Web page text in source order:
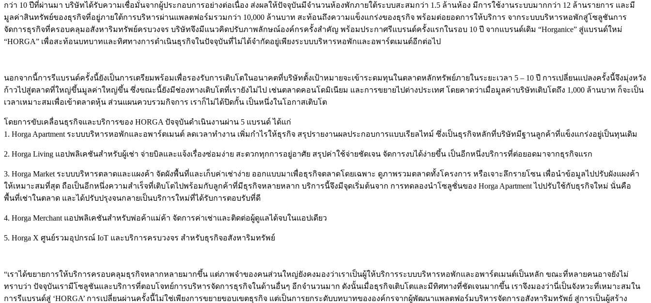
กว่า 10 ปีที่ผ่านมา บริษัทได้รับความเชื่อมั่นจากผู้ประกอบการอย่างต่อเนื่อง ส่งผลให้ปัจจุบันมีจำนวนห้องพักภายใต้ระบบสะสมกว่า 1.5 ล้านห้อง มีการใช้งานระบบมากกว่า 12 ล้านรายการ และมี
มูลค่าสินทรัพย์ของธุรกิจที่อยู่ภายใต้การบริหารผ่านแพลตฟอร์มรวมกว่า 10,000 ล้านบาท สะท้อนถึงความแข็งแกร่งของธุรกิจ พร้อมต่อยอดการให้บริการ จากระบบบริหารหอพักสู่โซลูชันการ
จัดการธุรกิจที่ครอบคลุมอสังหาริมทรัพย์ครบวงจร บริษัทจึงมีแนวคิดปรับภาพลักษณ์องค์กรครั้งสำคัญ พร้อมประกาศรีแบรนด์ครั้งแรกในรอบ 10 ปี จากแบรนด์เดิม “Horganice” สู่แบรนด์ใหม่
“HORGA” เพื่อสะท้อนบทบาทและทิศทางการดำเนินธุรกิจในปัจจุบันที่ไม่ได้จำกัดอยู่เพียงระบบบริหารหอพักและอพาร์ตเมนต์อีกต่อไป
นอกจากนี้การรีแบรนด์ครั้งนี้ยังเป็นการเตรียมพร้อมเพื่อรองรับการเติบโตในอนาคตที่บริษัทตั้งเป้าหมายจะเข้าระดมทุนในตลาดหลักทรัพย์ภายในระยะเวลา 5 – 10 ปี การเปลี่ยนแปลงครั้งนี้จึงมุ่งหวัง
ก้าวไปสู่ตลาดที่ใหญ่ขึ้นมูลค่าใหญ่ขึ้น ซึ่งขณะนี้ยังมีช่องทางเติบโตที่เรายังไม่ไป เช่นตลาดคอนโดมิเนียม และการขยายไปต่างประเทศ โดยคาดว่าเมื่อมูลค่าบริษัทเติบโตถึง 1,000 ล้านบาท ก็จะเป็น
เวลาเหมาะสมเพื่อเข้าตลาดหุ้น ส่วนแผนควบรวมกิจการ เราก็ไม่ได้ปิดกั้น เป็นหนึ่งในโอกาสเติบโต
โดยการขับเคลื่อนธุรกิจและบริการของ HORGA ปัจจุบันดำเนินงานผ่าน 5 แบรนด์ ได้แก่
1. Horga Apartment ระบบบริหารหอพักและอพาร์ตเมนต์ ลดเวลาทำงาน เพิ่มกำไรให้ธุรกิจ สรุปรายงานผลประกอบการแบบเรียลไทม์ ซึ่งเป็นธุรกิจหลักที่บริษัทมีฐานลูกค้าที่แข็งแกร่งอยู่เป็นทุนเดิม
2. Horga Living แอปพลิเคชันสำหรับผู้เช่า จ่ายบิลและแจ้งเรื่องซ่อมง่าย สะดวกทุกการอยู่อาศัย สรุปค่าใช้จ่ายชัดเจน จัดการงบได้ง่ายขึ้น เป็นอีกหนึ่งบริการที่ต่อยอดมาจากธุรกิจแรก
3. Horga Market ระบบบริหารตลาดและแผงค้า จัดผังพื้นที่และเก็บค่าเช่าง่าย ออกแบบมาเพื่อธุรกิจตลาดโดยเฉพาะ ดูภาพรวมตลาดทั้งโครงการ หรือเจาะลึกรายโซน เพื่อนำข้อมูลไปปรับผังแผงค้า
ให้เหมาะสมที่สุด ถือเป็นอีกหนึ่งความสำเร็จที่เติบโตไปพร้อมกับลูกค้าที่มีธุรกิจหลายหลาก บริการนี้จึงมีจุดเริ่มต้นจาก การทดลองนำโซลูชั่นของ Horga Apartment ไปปรับใช้กับธุรกิจใหม่ นั่นคือ
พื้นที่เช่าในตลาด และได้ปรับปรุงจนกลายเป็นบริการใหม่ที่ได้รับการตอบรับที่ดี
4. Horga Merchant แอปพลิเคชันสำหรับพ่อค้าแม่ค้า จัดการค่าเช่าและติดต่อผู้ดูแลได้จบในแอปเดียว
5. Horga X ศูนย์รวมอุปกรณ์ IoT และบริการครบวงจร สำหรับธุรกิจอสังหาริมทรัพย์
“เราได้ขยายการให้บริการครอบคลุมธุรกิจหลากหลายมากขึ้น แต่ภาพจำของคนส่วนใหญ่ยังคงมองว่าเราเป็นผู้ให้บริการระบบบริหารหอพักและอพาร์ตเมนต์เป็นหลัก ขณะที่หลายคนอาจยังไม่
ทราบว่า ปัจจุบันเรามีโซลูชันและบริการที่ตอบโจทย์การบริหารจัดการธุรกิจในด้านอื่นๆ อีกจำนวนมาก ดังนั้นเมื่อธุรกิจเติบโตและมีทิศทางที่ชัดเจนมากขึ้น เราจึงมองว่านี่เป็นจังหวะที่เหมาะสมใน
การรีแบรนด์สู่ ‘HORGA’ การเปลี่ยนผ่านครั้งนี้ไม่ใช่เพียงการขยายขอบเขตธุรกิจ แต่เป็นการยกระดับบทบาทขององค์กรจากผู้พัฒนาแพลตฟอร์มบริหารจัดการอสังหาริมทรัพย์ สู่การเป็นผู้สร้าง